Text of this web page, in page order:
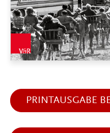
PRINTAUSGABE